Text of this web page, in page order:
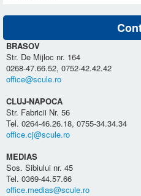
BRASOV
Str. De Mijloc nr. 164
0268-47.66.52, 0752-42.42.42
office@scule.ro
CLUJ-NAPOCA
Str. Fabricii Nr. 56
Tel. 0264-46.26.18, 0755-34.34.34
office.cj@scule.ro
MEDIAS
Sos. Sibiului nr. 45
Tel. 0369-44.57.66
office.medias@scule.ro